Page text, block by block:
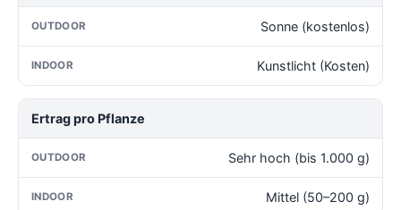
Sonne (kostenlos)
Kunstlicht (Kosten)
Ertrag pro Pflanze
Sehr hoch (bis 1.000 g)
Mittel (50–200 g)